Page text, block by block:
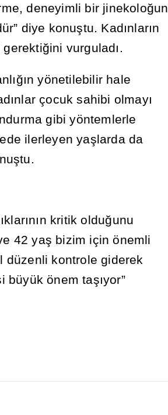
deneyimli bir jinekoloğun
diye konuştu. Kadınların
gerektiğini vurguladı .
ığın yönetilebilir hale
ınlar çocuk sahibi olmayı
gibi yöntemlerle
ilerleyen yaşlarda da
ştu.
ıklarının kritik olduğunu
42 yaş bizim için önemli
l düzenli kontrole giderek
büyük önem taşıyor”